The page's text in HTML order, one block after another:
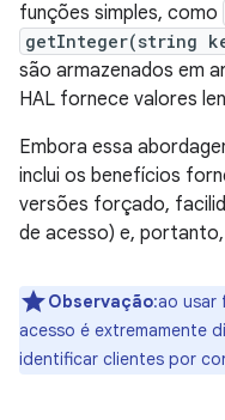
funções simples, como
getInteger(string
são armazenados em
HAL fornece valores
Embora essa
inclui os benefícios
versões forçado,
de acesso) e,
Observação:ao usar
acesso é extremamente
identificar clientes por